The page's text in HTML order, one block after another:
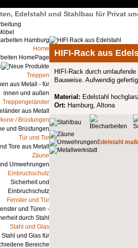
Edelstahl und Stahlbau für Privat
Home
Treppen
Treppengeländer
/ Brüstungen
Tür und Tor
Zäune
Einbruchschutz
Fenster und Tür
Stahl und Glas
HIFI-Rack aus
HIFI-Rack durch
Bauweise. Aufwendig
Material: Edelstahl
Ort: Hamburg, Altona
Edelstahl